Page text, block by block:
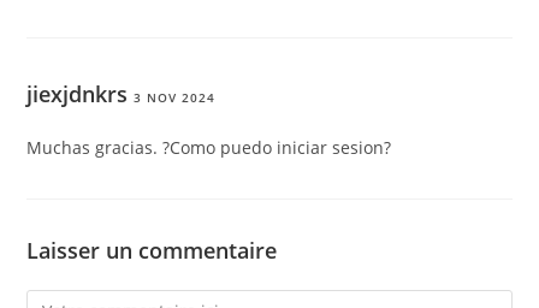
jiexjdnkrs 3 NOV 2024
Muchas gracias. ?Como puedo iniciar sesion?
Laisser un commentaire